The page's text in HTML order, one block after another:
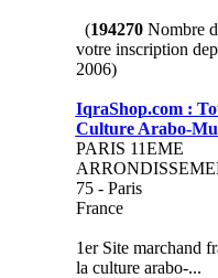
(194270Nombre
votre inscription
2006)
IqraShop.com :
Culture Arabo-
PARIS 11EME
75 - Paris
France
1er Site marchand
la culture arabo-...